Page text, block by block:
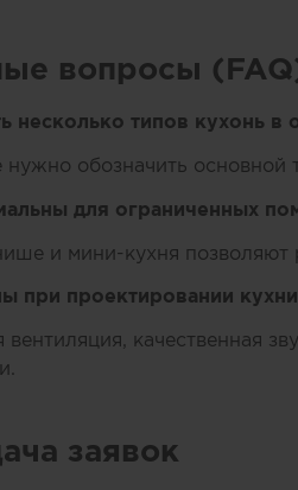
вопросы
несколько типов кухонь в
обозначить основной
для ограниченных
и мини-кухня позволяют
при проектировании
качественная
заявок